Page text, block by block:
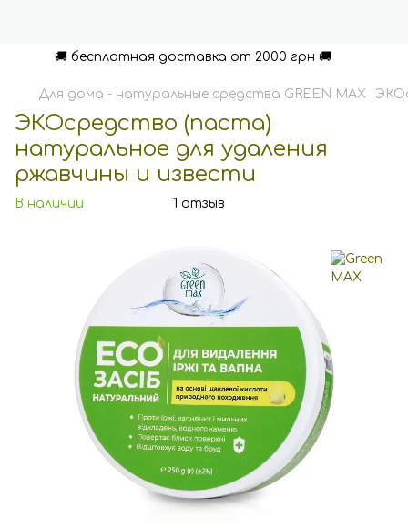
🚚 бесплатная доставка от 2000 грн 🚚
Для дома - натуральные средства GREEN MAX
ЭКОсредство (паста)
натуральное для удаления
ржавчины и извести
В наличии 1 отзыв